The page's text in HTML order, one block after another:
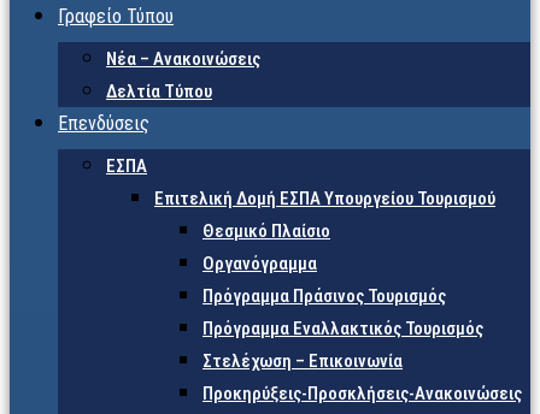
Γραφείο Τύπου
Νέα – Ανακοινώσεις
Δελτία Τύπου
Επενδύσεις
ΕΣΠΑ
Επιτελική Δομή ΕΣΠΑ Υπουργείου Τουρισμού
Θεσμικό Πλαίσιο
Οργανόγραμμα
Πρόγραμμα Πράσινος Τουρισμός
Πρόγραμμα Εναλλακτικός Τουρισμός
Στελέχωση – Επικοινωνία
Προκηρύξεις-Προσκλήσεις-Ανακοινώσεις